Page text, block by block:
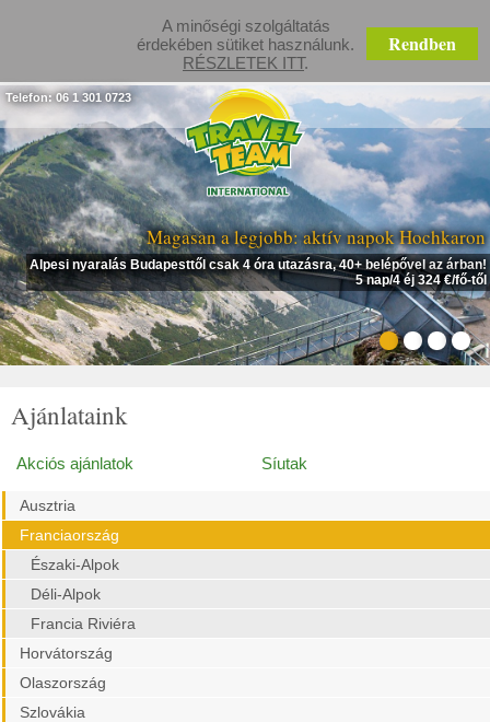
A minőségi szolgáltatás
érdekében sütiket használunk.
RÉSZLETEK ITT.
Rendben
Magasan a legjobb: aktív napok Hochkaron
Alpesi nyaralás Budapesttől csak 4 óra utazásra, 40+ belépővel az árban!
5 nap/4 éj 324 €/fő-től
Telefon: 06 1 301 0723
Ajánlataink
Akciós ajánlatok Síutak
Ausztria
Franciaország
Északi-Alpok
Déli-Alpok
Francia Riviéra
Horvátország
Olaszország
Szlovákia